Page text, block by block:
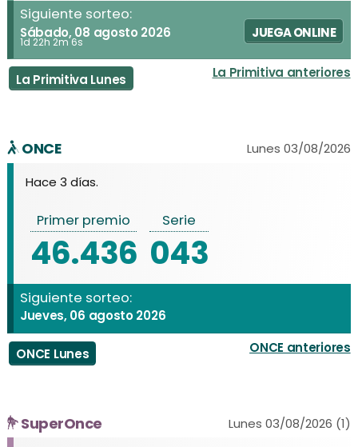
Siguiente sorteo:
Sábado, 08 agosto 2026
1d 22h 2m 6s
JUEGA ONLINE
La Primitiva Lunes La Primitiva anteriores
ONCE
Lunes 03/08/2026
Hace 3 días.
Primer premio
46.436
Serie
043
Siguiente sorteo:
Jueves, 06 agosto 2026
ONCE Lunes ONCE anteriores
SuperOnce
Lunes 03/08/2026 (1)